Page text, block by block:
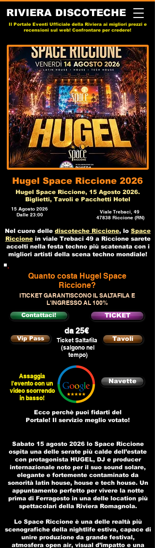
RIVIERA DISCOTECHE
Il Portale Eventi Ufficiale della Riviera ai migliori prezzi e
recensioni sul web! Confrontare per credere!
Hugel Space Riccione 2026
Hugel Space Riccione, 15 Agosto 2026.
Biglietti, Tavoli e Pacchetti Hotel
15 Agosto 2026
Dalle 23:00
Viale Trebaci, 49
47838 Riccione (RN)
Nel cuore delle discoteche Riccione, lo Space
Riccionein viale Trebaci 49 a Riccione sarete
accolti nella festa techno più scatenata con i
migliori artisti della scena techno mondiale!
Quanto costa Hugel Space
Riccione?
I TICKET GARANTISCONO IL SALTAFILA E
L'INGRESSO AL 100%
Contattaci! TICKET
da 25€
Ticket Saltafila
(salgono nel
tempo)
Vip Pass
Assaggia
l'evento con un
video scorrendo
in basso!
Tavoli
Navette
Ecco perchè puoi fidarti del
Portale! Il servizio meglio votato!
Sabato 15 agosto 2026 lo Space Riccione
ospita una delle serate più calde dell’estate
con protagonista HUGEL, DJ e producer
internazionale noto per il suo sound solare,
elegante e fortemente contaminato da
sonorità latin house, house e tech house. Un
appuntamento perfetto per vivere la notte
prima di Ferragosto in una delle location più
spettacolari della Riviera Romagnola.
Lo Space Riccione è una delle realtà più
scenografiche della nightlife estiva, capace di
unire produzione da grande festival,
atmosfera open air, visual d’impatto e una